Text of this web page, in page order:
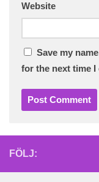
Website
Save my
for the next time I
FÖLJ: